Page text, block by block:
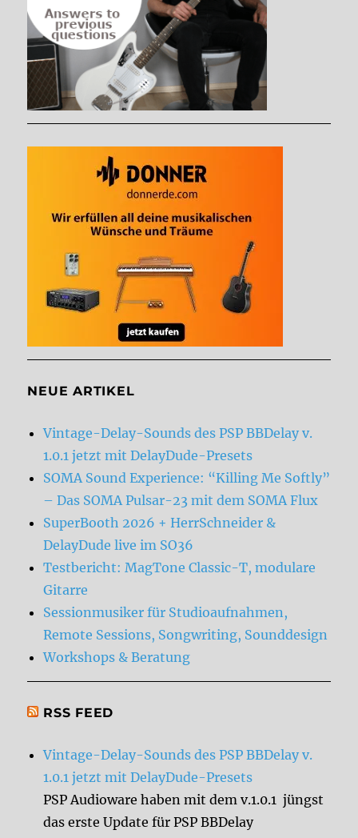
NEUE ARTIKEL
Vintage-Delay-Sounds des PSP BBDelay v.
1.0.1 jetzt mit DelayDude-Presets
SOMA Sound Experience: “Killing Me Softly”
– Das SOMA Pulsar-23 mit dem SOMA Flux
SuperBooth 2026 + HerrSchneider &
DelayDude live im SO36
Testbericht: MagTone Classic-T, modulare
Gitarre
Sessionmusiker für Studioaufnahmen,
Remote Sessions, Songwriting, Sounddesign
Workshops & Beratung
RSS FEED
Vintage-Delay-Sounds des PSP BBDelay v.
1.0.1 jetzt mit DelayDude-Presets
PSP Audioware haben mit dem v.1.0.1 jüngst
das erste Update für PSP BBDelay